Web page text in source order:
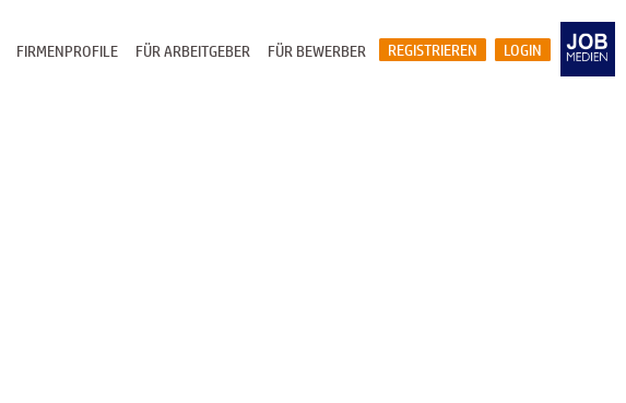
LOGIN
REGISTRIEREN
FÜR BEWERBER
FÜR ARBEITGEBER
FIRMENPROFILE